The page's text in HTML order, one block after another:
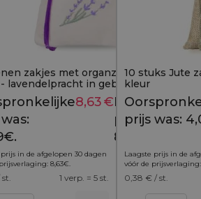
2,49 €
zakjes met organza 10x13 cm - Set
lavendelpracht in geborduurde
10,79 €
8,63€Huidige
prijs is:
8,63€.
prijs in de afgelopen 30 dagen
8,63€.
1 verp. = 5 st.
10 stuks Jute
kleur
prijs was:
Laagste prijs in de
vóór de prijsverlaging:
0,38 € / st.